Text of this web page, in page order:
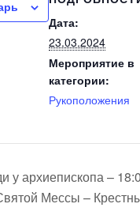
Дата:
23.03.2024
Мероприятие в
категории:
Рукоположения
у архиепископа –
Мессы –